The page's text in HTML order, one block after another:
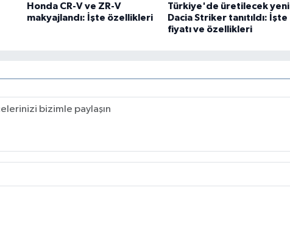
Honda CR-V ve ZR-V
makyajlandı: İşte özellikleri
Türkiye'de üretilecek yeni
Dacia Striker tanıtıldı: İşte
fiyatı ve özellikleri